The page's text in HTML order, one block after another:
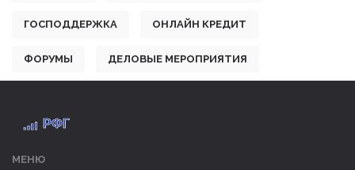
ГОСПОДДЕРЖКА ОНЛАЙН КРЕДИТ
ФОРУМЫ ДЕЛОВЫЕ МЕРОПРИЯТИЯ
МЕНЮ